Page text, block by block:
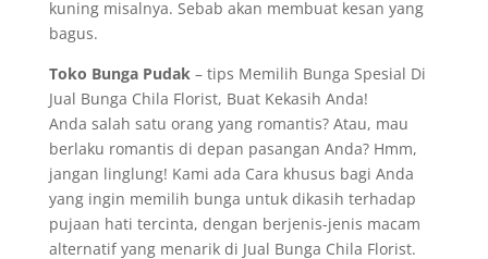
kuning misalnya. Sebab akan membuat kesan yang
bagus.
Toko Bunga Pudak– tips Memilih Bunga Spesial Di
Jual Bunga Chila Florist, Buat Kekasih Anda!
Anda salah satu orang yang romantis? Atau, mau
berlaku romantis di depan pasangan Anda? Hmm,
jangan linglung! Kami ada Cara khusus bagi Anda
yang ingin memilih bunga untuk dikasih terhadap
pujaan hati tercinta, dengan berjenis-jenis macam
alternatif yang menarik di Jual Bunga Chila Florist.